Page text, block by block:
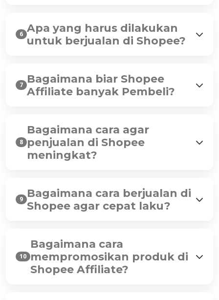
6 Apa yang harus dilakukan
untuk berjualan di Shopee?
7
Bagaimana biar Shopee
Affiliate banyak Pembeli?
8
Bagaimana cara agar
penjualan di Shopee
meningkat?
9
Bagaimana cara berjualan di
Shopee agar cepat laku?
10
Bagaimana cara
mempromosikan produk di
Shopee Affiliate?